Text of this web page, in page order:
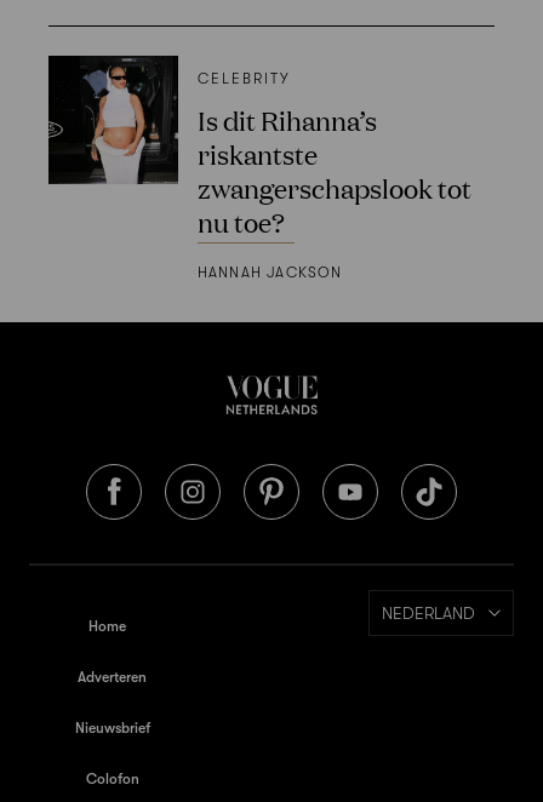
CELEBRITY
Is dit Rihanna’s
riskantste
zwangerschapslook tot
nu toe?
HANNAH JACKSON
Home
Adverteren
Nieuwsbrief
Colofon
NEDERLAND